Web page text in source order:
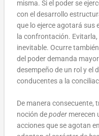
misma. Si el poder se
con el desarrollo
que lo ejerce agotará sus
la confrontación. Evitarla,
inevitable. Ocurre
del poder demanda
desempeño de un rol y el
conducentes a la
De manera consecuente,
noción depoder merecen
acciones que se agotan